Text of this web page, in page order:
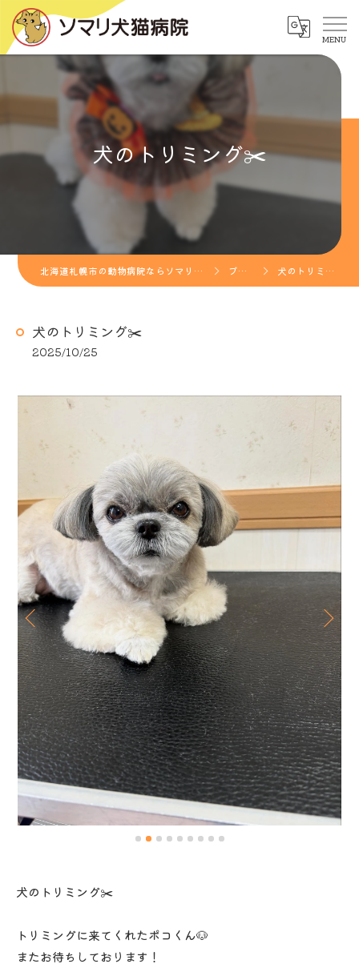
犬のトリミング✂️
北海道札幌市の動物病院ならソマリ犬猫病院 ブログ 犬のトリミング✂️
犬のトリミング✂️
2025/10/25
犬のトリミング✂️
トリミングに来てくれたポコくん🐶
またお待ちしております！